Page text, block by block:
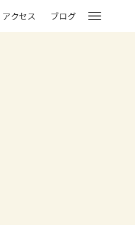
アクセス ブログ